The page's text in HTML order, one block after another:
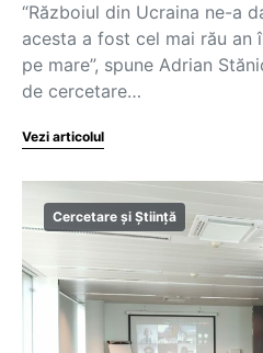
“Războiul din Ucraina ne-a
acesta a fost cel mai rău an
pe mare”, spune Adrian
de cercetare…
Vezi articolul
Cercetare și Știință